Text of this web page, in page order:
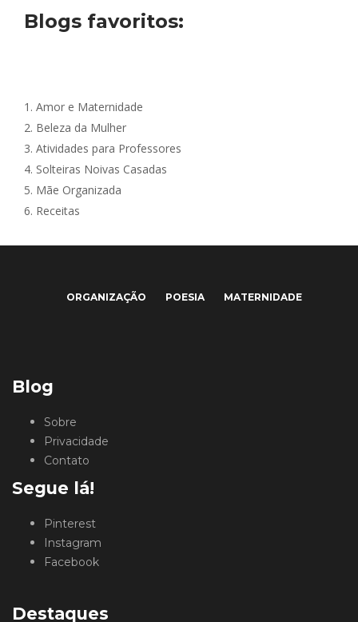
Blogs favoritos:
1. Amor e Maternidade
2. Beleza da Mulher
3. Atividades para Professores
4. Solteiras Noivas Casadas
5. Mãe Organizada
6. Receitas
ORGANIZAÇÃO POESIA MATERNIDADE
Blog
Sobre
Privacidade
Contato
Segue lá!
Pinterest
Instagram
Facebook
Destaques